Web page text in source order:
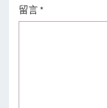
留言 *